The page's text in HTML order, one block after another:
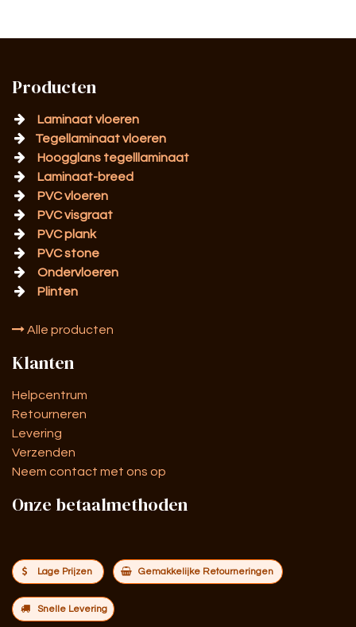
Producten
Laminaat vloeren
Tegellaminaat vloeren
Hoogglans tegelllaminaat
Laminaat-breed
PVC vloeren
PVC visgraat
PVC plank
PVC stone
Ondervloeren
Plinten
Alle producten
Klanten
Helpcentrum
Retourneren
Levering
Verzenden
Neem contact met ons op
Onze betaalmethoden
Lage Prijzen Gemakkelijke Retourneringen
Snelle Levering